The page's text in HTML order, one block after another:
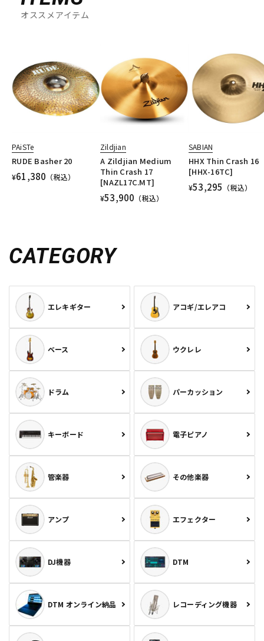
オススメアイテム
PAiSTe
RUDE Basher 20
¥61,380 （税込）
Zildjian
A Zildjian Medium
Thin Crash 17
[NAZL17C.MT]
¥53,900 （税込）
SABIAN
HHX Thin Crash 16
[HHX-16TC]
¥53,295 （税込）
CATEGORY
エレキギター アコギ/エレアコ
ベース ウクレレ
ドラム パーカッション
キーボード 電子ピアノ
管楽器 その他楽器
アンプ エフェクター
DJ機器 DTM
DTM オンライン納品 レコーディング機器